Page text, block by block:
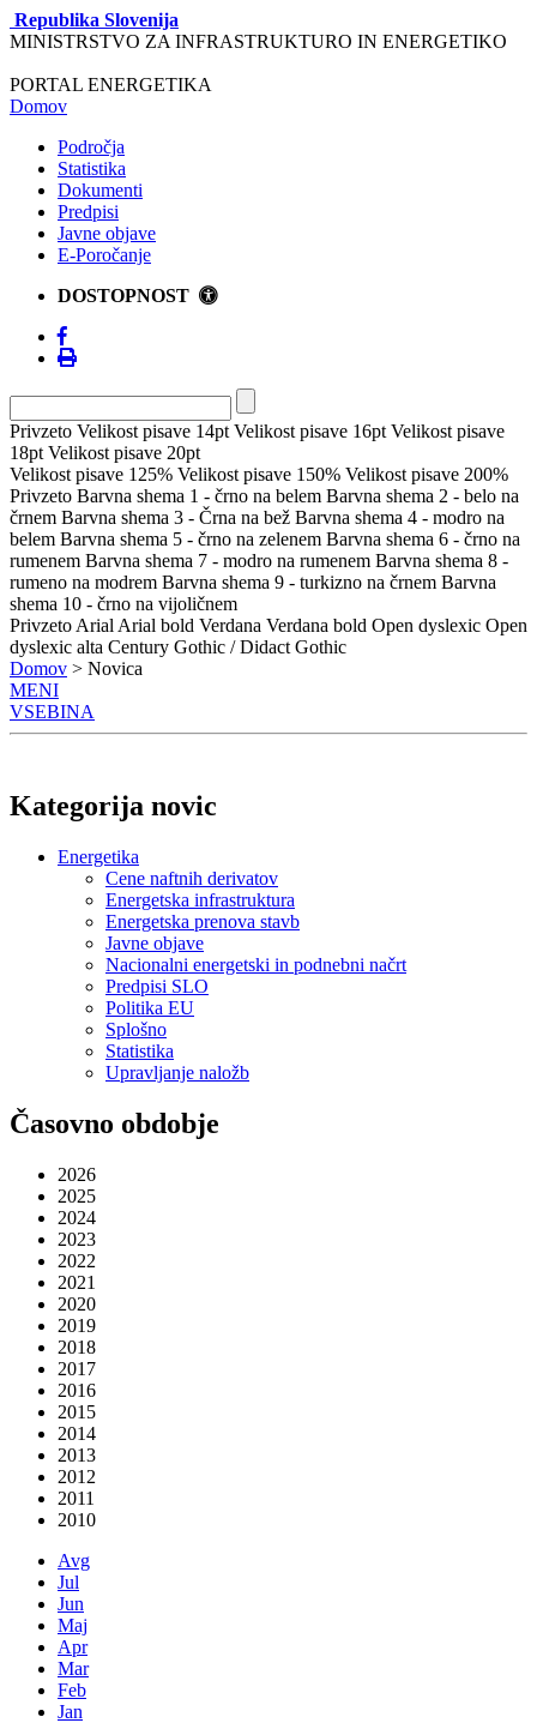
Republika Slovenija
MINISTRSTVO ZA INFRASTRUKTURO IN ENERGETIKO
PORTAL ENERGETIKA
Domov
Področja
Statistika
Dokumenti
Predpisi
Javne objave
E-Poročanje
DOSTOPNOST
Privzeto Velikost pisave 14pt Velikost pisave 16pt Velikost pisave
18pt Velikost pisave 20pt
Velikost pisave 125% Velikost pisave 150% Velikost pisave 200%
Privzeto Barvna shema 1 - črno na belem Barvna shema 2 - belo na
črnem Barvna shema 3 - Črna na bež Barvna shema 4 - modro na
belem Barvna shema 5 - črno na zelenem Barvna shema 6 - črno na
rumenem Barvna shema 7 - modro na rumenem Barvna shema 8 -
rumeno na modrem Barvna shema 9 - turkizno na črnem Barvna
shema 10 - črno na vijoličnem
Privzeto Arial Arial bold Verdana Verdana bold Open dyslexic Open
dyslexic alta Century Gothic / Didact Gothic
Domov > Novica
MENI
VSEBINA
Kategorija novic
Energetika
Cene naftnih derivatov
Energetska infrastruktura
Energetska prenova stavb
Javne objave
Nacionalni energetski in podnebni načrt
Predpisi SLO
Politika EU
Splošno
Statistika
Upravljanje naložb
Časovno obdobje
2026
2025
2024
2023
2022
2021
2020
2019
2018
2017
2016
2015
2014
2013
2012
2011
2010
Avg
Jul
Jun
Maj
Apr
Mar
Feb
Jan